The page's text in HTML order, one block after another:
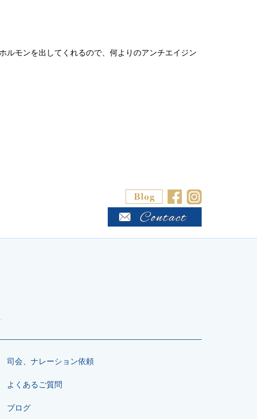
ルモンを出してくれるので、何よりのアンチエイジン
司会、ナレーション依頼
よくあるご質問
ブログ